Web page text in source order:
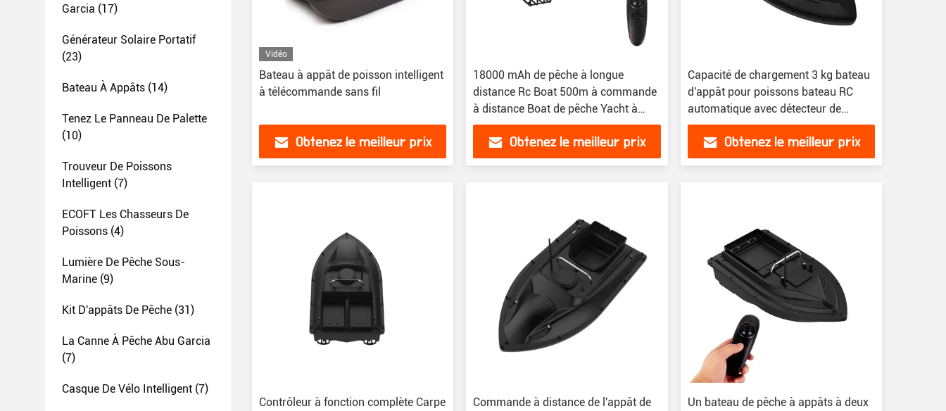
Garcia (17)
Générateur Solaire Portatif
(23)
Bateau À Appâts (14)
Tenez Le Panneau De Palette
(10)
Trouveur De Poissons
Intelligent (7)
ECOFT Les Chasseurs De
Poissons (4)
Lumière De Pêche Sous-
Marine (9)
Kit D'appâts De Pêche (31)
La Canne À Pêche Abu Garcia
(7)
Casque De Vélo Intelligent (7)
Vidéo
Bateau à appât de poisson intelligent
à télécommande sans fil
Obtenez le meilleur prix
18000 mAh de pêche à longue
distance Rc Boat 500m à commande
à distance Boat de pêche Yacht à
double bac
Obtenez le meilleur prix
Capacité de chargement 3 kg bateau
d'appât pour poissons bateau RC
automatique avec détecteur de
poissons
Obtenez le meilleur prix
Contrôleur à fonction complète Carpe
Commande à distance de l'appât de
Un bateau de pêche à appâts à deux